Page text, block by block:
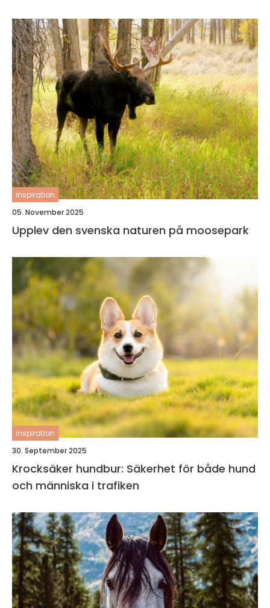
inspiration
05. November 2025
Upplev den svenska naturen på moosepark
inspiration
30. September 2025
Krocksäker hundbur: Säkerhet för både hund
och människa i trafiken